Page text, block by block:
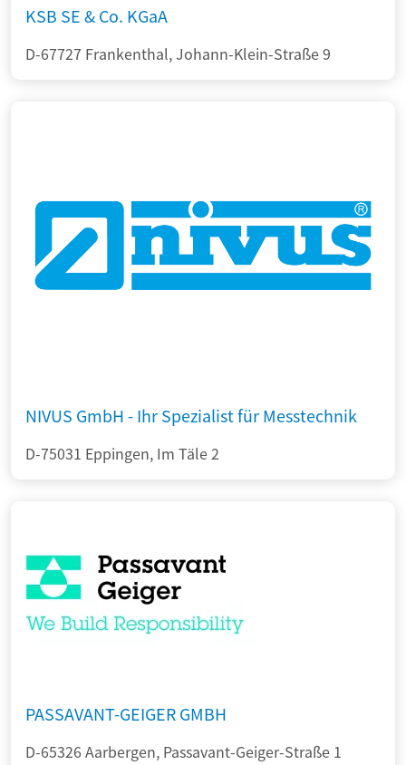
KSB SE & Co. KGaA
D-67727 Frankenthal, Johann-Klein-Straße 9
NIVUS GmbH - Ihr Spezialist für Messtechnik
D-75031 Eppingen, Im Täle 2
PASSAVANT-GEIGER GMBH
D-65326 Aarbergen, Passavant-Geiger-Straße 1